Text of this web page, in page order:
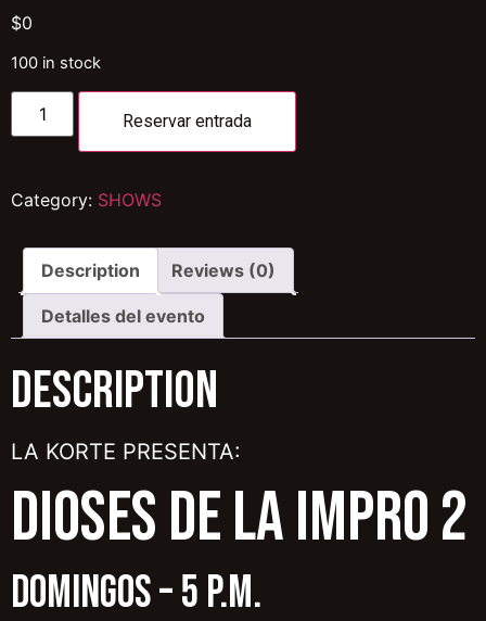
$0
100 in stock
Reservar entrada
Category: SHOWS
Description Reviews (0)
Detalles del evento
Description
LA KORTE PRESENTA:
DIOSES DE LA IMPRO 2
DOMINGOS – 5 p.m.